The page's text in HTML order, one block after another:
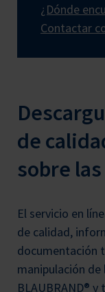
¿Dónde
Contactar
de
sobre
El servicio en
de calidad,
documentación
manipulación
BLAUBRAND®